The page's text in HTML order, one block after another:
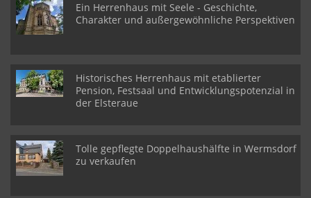
Ein Herrenhaus mit Seele - Geschichte,
Charakter und außergewöhnliche Perspektiven
Historisches Herrenhaus mit etablierter
Pension, Festsaal und Entwicklungspotenzial in
der Elsteraue
Tolle gepflegte Doppelhaushälfte in Wermsdorf
zu verkaufen